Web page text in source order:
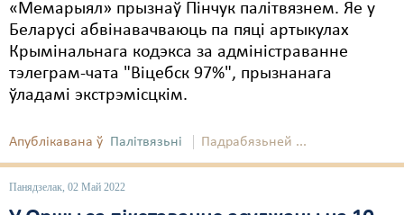
«Мемарыял» прызнаў Пінчук палітвязнем. Яе у
Беларусі абвінавачваюць па пяці артыкулах
Крымінальнага кодэкса за адміністраванне
тэлеграм-чата "Віцебск 97%", прызнанага
ўладамі экстрэмісцкім.
Апублікавана ў Палітвязьні Падрабязьней ...
Панядзелак, 02 Май 2022
Правы дзіцяці
Пэнітэнцыярная сыстэма
Распальваньне варожасьці
Свабода слова
Свабода сумленьня